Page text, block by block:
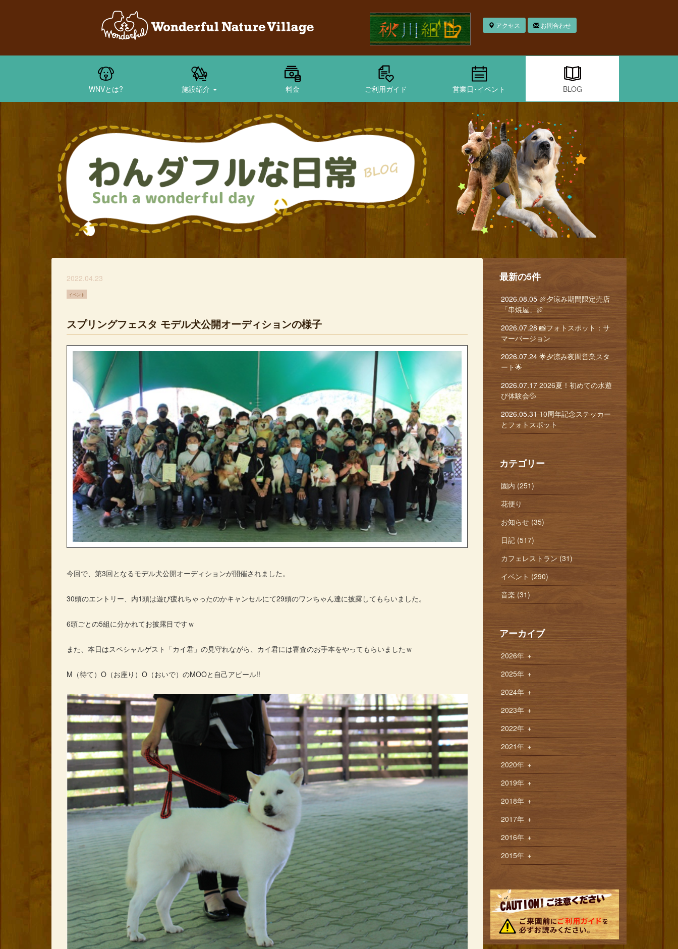
アクセス お問合わせ
WNVとは? 施設紹介 料金 ご利用ガイド 営業日･イベント BLOG
2022.04.23
イベント
スプリングフェスタ モデル犬公開オーディションの様子
今回で、第3回となるモデル犬公開オーディションが開催されました。
30頭のエントリー、内1頭は遊び疲れちゃったのかキャンセルにて29頭のワンちゃん達に披露してもらいました。
6頭ごとの5組に分かれてお披露目ですｗ
また、本日はスペシャルゲスト「カイ君」の見守れながら、カイ君には審査のお手本をやってもらいましたｗ
M（待て）O（お座り）O（おいで）のMOOと自己アピール!!
最新の5件
2026.08.05 🍖夕涼み期間限定売店
「串焼屋」🍖
2026.07.28 📸フォトスポット：サ
マーバージョン
2026.07.24 🌟夕涼み夜間営業スタ
ート🌟
2026.07.17 2026夏！初めての水遊
び体験会💦
2026.05.31 10周年記念ステッカー
とフォトスポット
カテゴリー
園内 (251)
花便り
お知らせ (35)
日記 (517)
カフェレストラン (31)
イベント (290)
音楽 (31)
アーカイブ
2026年 ＋
2025年 ＋
2024年 ＋
2023年 ＋
2022年 ＋
2021年 ＋
2020年 ＋
2019年 ＋
2018年 ＋
2017年 ＋
2016年 ＋
2015年 ＋